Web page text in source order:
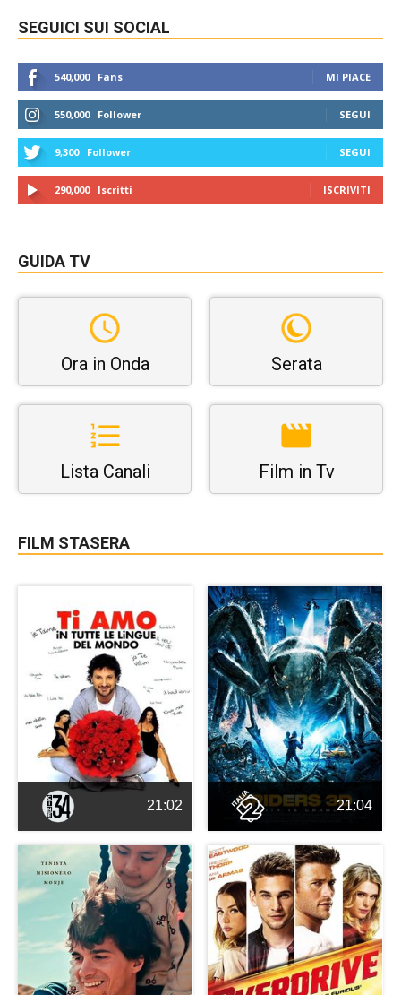
SEGUICI SUI SOCIAL
540,000 Fans MI PIACE
550,000 Follower SEGUI
9,300 Follower SEGUI
290,000 Iscritti ISCRIVITI
GUIDA TV
Ora in Onda Serata
Lista Canali Film in Tv
FILM STASERA
21:02 21:04